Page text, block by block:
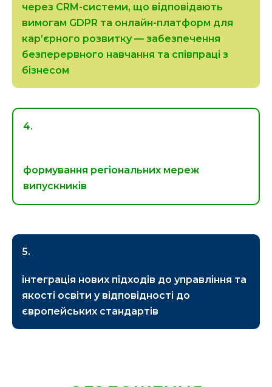
через CRM-системи, що відповідають
вимогам GDPR та онлайн-платформ для
кар’єрного розвитку — забезпечення
безперервного навчання та співпраці з
бізнесом
4.
формування регіональних мереж
випускників
5.
інтеграція нових підходів до управління та
якості освіти у відповідності до
європейських стандартів